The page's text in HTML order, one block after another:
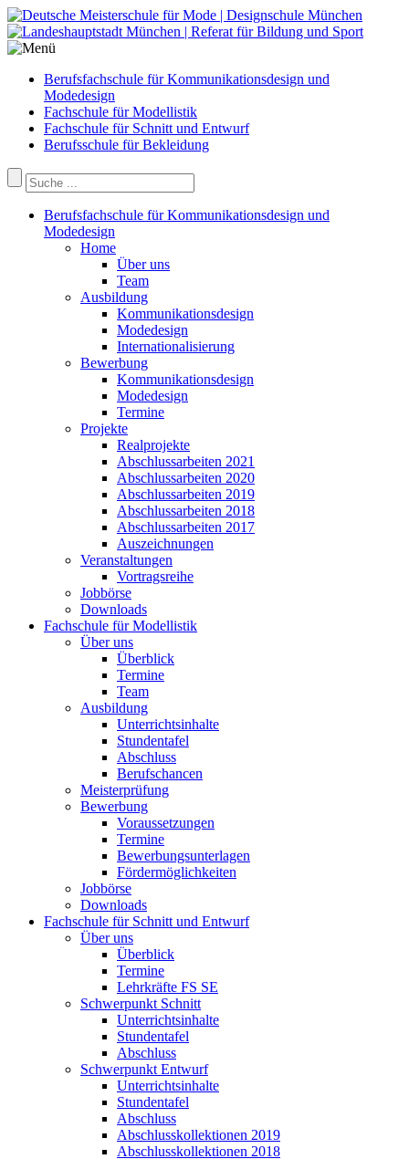
Berufsfachschule für Kommunikationsdesign und
Modedesign
Fachschule für Modellistik
Fachschule für Schnitt und Entwurf
Berufsschule für Bekleidung
Berufsfachschule für Kommunikationsdesign und
Modedesign
Home
Über uns
Team
Ausbildung
Kommunikationsdesign
Modedesign
Internationalisierung
Bewerbung
Kommunikationsdesign
Modedesign
Termine
Projekte
Realprojekte
Abschlussarbeiten 2021
Abschlussarbeiten 2020
Abschlussarbeiten 2019
Abschlussarbeiten 2018
Abschlussarbeiten 2017
Auszeichnungen
Veranstaltungen
Vortragsreihe
Jobbörse
Downloads
Fachschule für Modellistik
Über uns
Überblick
Termine
Team
Ausbildung
Unterrichtsinhalte
Stundentafel
Abschluss
Berufschancen
Meisterprüfung
Bewerbung
Voraussetzungen
Termine
Bewerbungsunterlagen
Fördermöglichkeiten
Jobbörse
Downloads
Fachschule für Schnitt und Entwurf
Über uns
Überblick
Termine
Lehrkräfte FS SE
Schwerpunkt Schnitt
Unterrichtsinhalte
Stundentafel
Abschluss
Schwerpunkt Entwurf
Unterrichtsinhalte
Stundentafel
Abschluss
Abschlusskollektionen 2019
Abschlusskollektionen 2018